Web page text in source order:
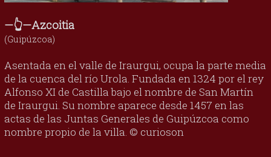
—👆—Azcoitia
(Guipúzcoa)
Asentada en el valle de Iraurgui, ocupa la parte media
de la cuenca del río Urola. Fundada en 1324 por el rey
Alfonso XI de Castilla bajo el nombre de San Martín
de Iraurgui. Su nombre aparece desde 1457 en las
actas de las Juntas Generales de Guipúzcoa como
nombre propio de la villa. © curioson